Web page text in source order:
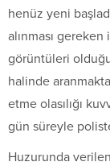
henüz yeni
alınması
görüntüleri
halinde
etme olasılığı
gün süreyle
Huzurunda